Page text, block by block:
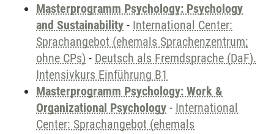
Masterprogramm Psychology: Psychology
and Sustainability - International Center:
Sprachangebot (ehemals Sprachenzentrum;
ohne CPs) - Deutsch als Fremdsprache (DaF).
Intensivkurs Einführung B1
Masterprogramm Psychology: Work &
Organizational Psychology - International
Center: Sprachangebot (ehemals